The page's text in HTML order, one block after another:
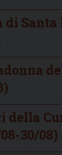
di Santa
della
30/08)